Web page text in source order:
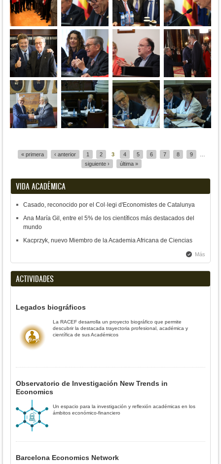
« primera ‹ anterior 1 2 3 4 5 6 7 8 9
siguiente ›
última »
VIDA ACADÉMICA
Casado, reconocido por el Col·legi d'Economistes de Catalunya
Ana María Gil, entre el 5% de los científicos más destacados del
mundo
Kacprzyk, nuevo Miembro de la Academia Africana de Ciencias
Más
ACTIVIDADES
Legados biográficos
La RACEF desarrolla un proyecto biográfico que permite
descubrir la destacada trayectoria profesional, académica y
científica de sus Académicos
Observatorio de Investigación New Trends in
Economics
Un espacio para la investigación y reflexión académicas en los
ámbitos económico-financiero
Barcelona Economics Network